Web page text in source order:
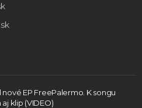
EP FreePalermo. K songu
klip (VIDEO)